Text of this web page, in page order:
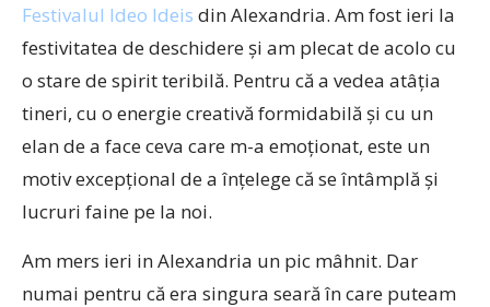
Festivalul Ideo Ideis din Alexandria. Am fost ieri la
festivitatea de deschidere și am plecat de acolo cu
o stare de spirit teribilă. Pentru că a vedea atâția
tineri, cu o energie creativă formidabilă și cu un
elan de a face ceva care m-a emoționat, este un
motiv excepțional de a înțelege că se întâmplă și
lucruri faine pe la noi.
Am mers ieri in Alexandria un pic mâhnit. Dar
numai pentru că era singura seară în care puteam